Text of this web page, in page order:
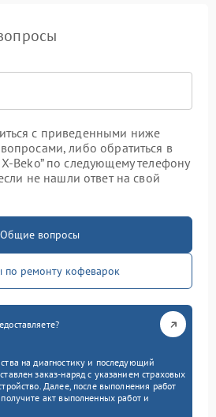
с приведенными ниже
либо обратиться в
Beko” по следующему телефону
не нашли ответ на свой
Общие вопросы
по ремонту кофеварок
на диагностику и последующий
заказ-наряд с указанием страховых
Далее, после выполнения работ
акт выполненных работ и